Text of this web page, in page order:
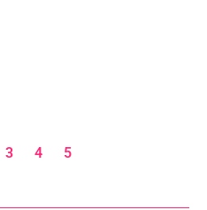
3 4 5